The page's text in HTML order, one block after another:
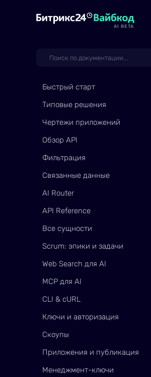
AI BETA
Быстрый старт
Типовые решения
Чертежи приложений
Обзор API
Фильтрация
Связанные данные
AI Router
API Reference
Все сущности
Scrum: эпики и задачи
Web Search для AI
MCP для AI
CLI & cURL
Ключи и авторизация
Скоупы
Приложения и публикация
Менеджмент-ключи